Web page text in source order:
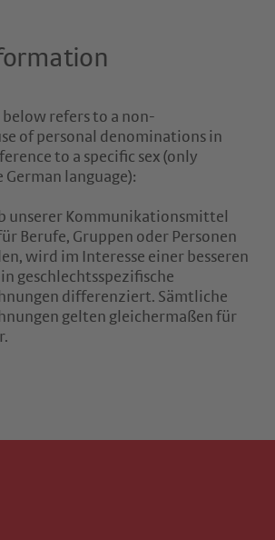
refers to a non-
of personal denominations in
to a specific sex (only
language):
unserer Kommunikationsmittel
Berufe, Gruppen oder Personen
wird im Interesse einer besseren
geschlechtsspezifische
differenziert. Sämtliche
gelten gleichermaßen für